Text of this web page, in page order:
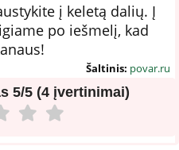
į keletą dalių. Į
po iešmelį, kad
Šaltinis: povar.ru
5/5 (4 įvertinimai)